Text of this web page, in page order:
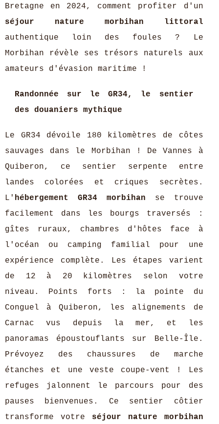
Bretagne en 2024, comment profiter d'un
séjour nature morbihan littoral
authentique loin des foules ? Le
Morbihan révèle ses trésors naturels aux
amateurs d'évasion maritime !
Randonnée sur le GR34, le sentier
des douaniers mythique
Le GR34 dévoile 180 kilomètres de côtes
sauvages dans le Morbihan ! De Vannes à
Quiberon, ce sentier serpente entre
landes colorées et criques secrètes.
L' hébergement GR34 morbihan se trouve
facilement dans les bourgs traversés :
gîtes ruraux, chambres d'hôtes face à
l'océan ou camping familial pour une
expérience complète. Les étapes varient
de 12 à 20 kilomètres selon votre
niveau. Points forts : la pointe du
Conguel à Quiberon, les alignements de
Carnac vus depuis la mer, et les
panoramas époustouflants sur Belle-Île.
Prévoyez des chaussures de marche
étanches et une veste coupe-vent ! Les
refuges jalonnent le parcours pour des
pauses bienvenues. Ce sentier côtier
transforme votre séjour nature morbihan